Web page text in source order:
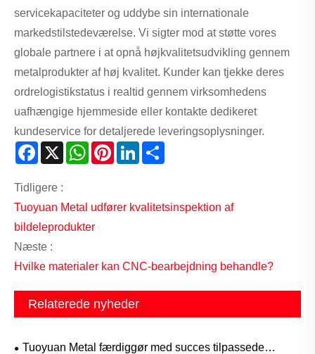
servicekapaciteter og uddybe sin internationale
markedstilstedeværelse. Vi sigter mod at støtte vores
globale partnere i at opnå højkvalitetsudvikling gennem
metalprodukter af høj kvalitet. Kunder kan tjekke deres
ordrelogistikstatus i realtid gennem virksomhedens
uafhængige hjemmeside eller kontakte dedikeret
kundeservice for detaljerede leveringsoplysninger.
Facebook
X WhatsAppPinterestLinkedIn
Tidligere :
Tuoyuan Metal udfører kvalitetsinspektion af
bildeleprodukter
Næste :
Hvilke materialer kan CNC-bearbejdning behandle?
Relaterede nyheder
Tuoyuan Metal færdiggør med succes tilpassede